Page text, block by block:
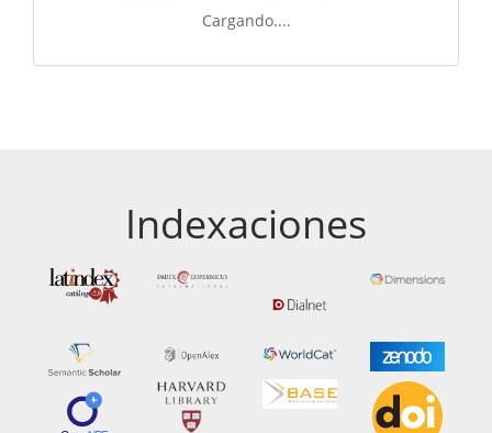
Cargando....
Indexaciones